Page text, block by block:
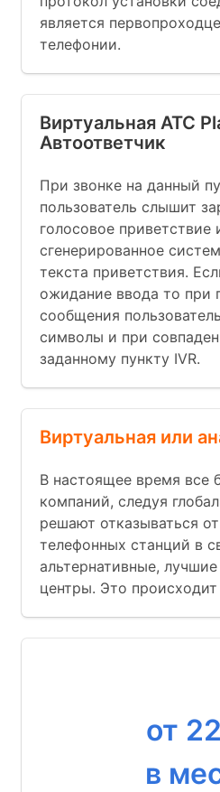
является
телефонии.
Виртуальная АТС
Автоответчик
При звонке на данный
пользователь слышит
голосовое приветствие
сгенерированное
текста приветствия.
ожидание ввода то при
сообщения
символы и при
заданному пункту IVR.
Виртуальная или
В настоящее время все
компаний, следуя
решают отказываться
телефонных станций в
альтернативные,
центры. Это
от
в